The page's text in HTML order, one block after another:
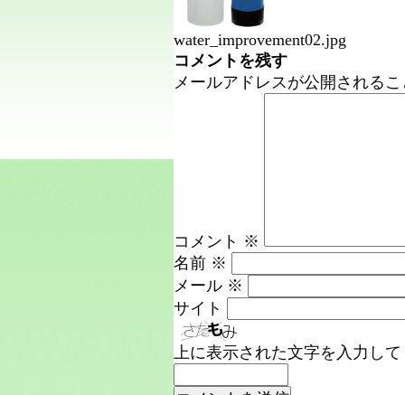
water_improvement02.jpg
コメントを残す
メールアドレスが公開される
コメント ※
名前 ※
メール ※
サイト
上に表示された文字を入力し